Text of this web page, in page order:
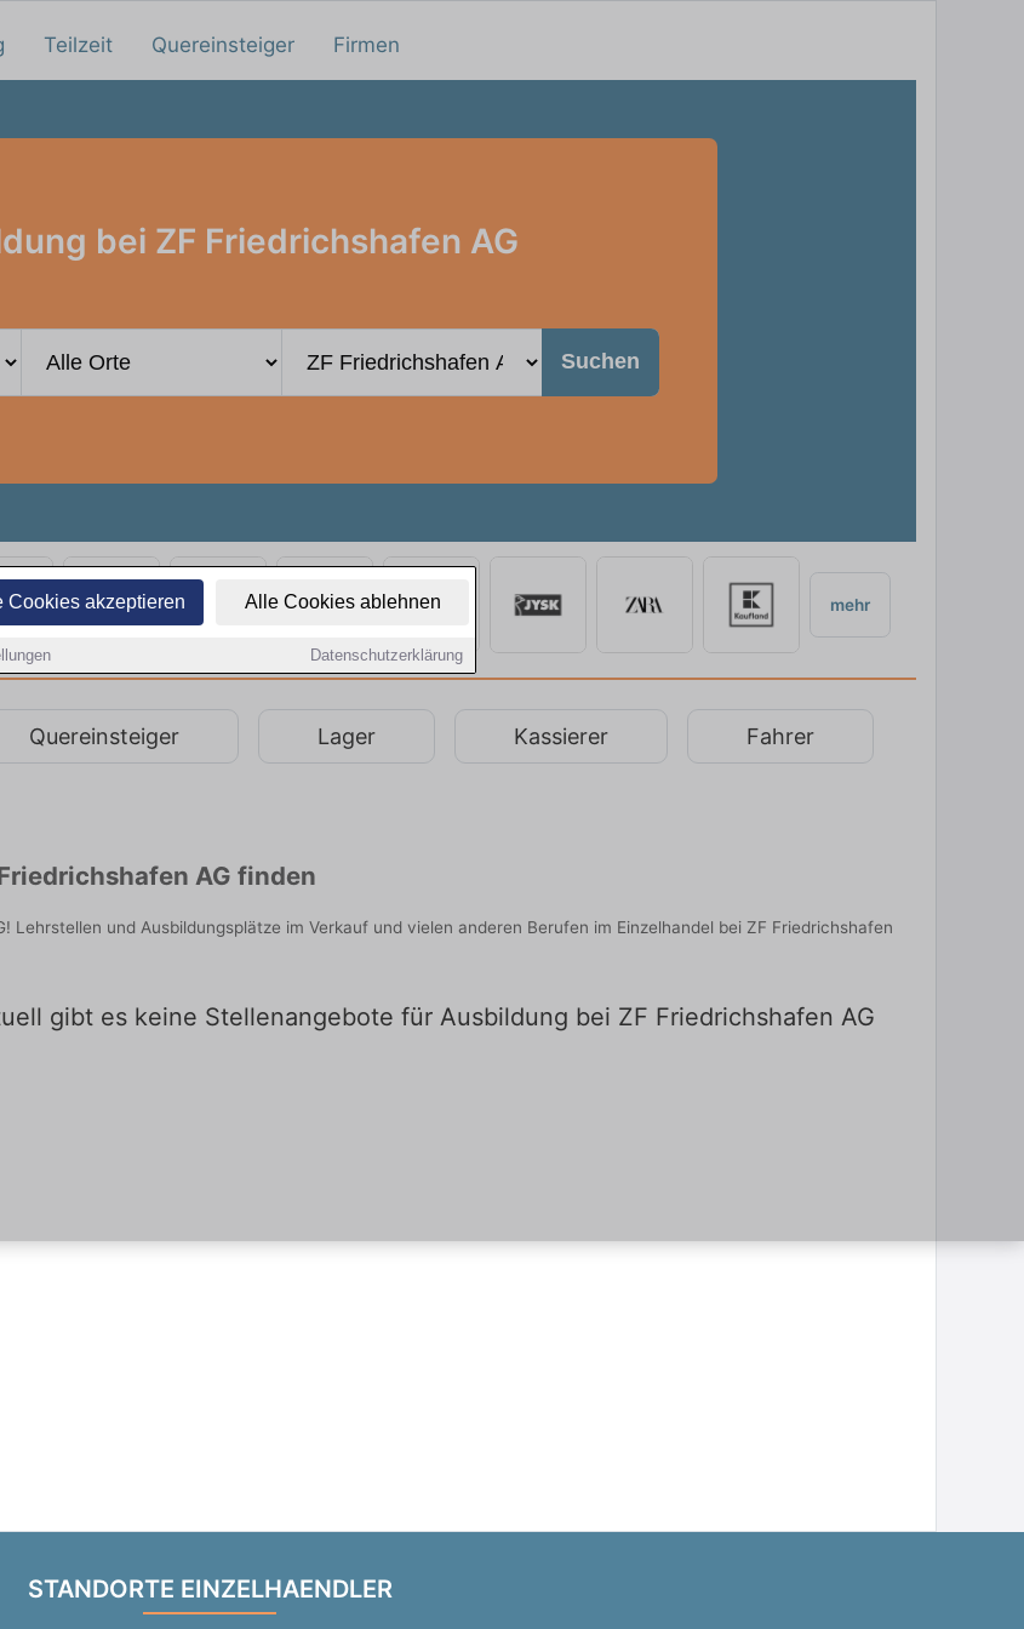
Cookies akzeptieren Alle Cookies ablehnen
Datenschutzerklärung
Teilzeit Quereinsteiger Firmen
bei ZF Friedrichshafen AG
Suchen
mehr
Quereinsteiger Lager Kassierer Fahrer
AG finden
Lehrstellen und Ausbildungsplätze im Verkauf und vielen anderen Berufen im Einzelhandel bei ZF Friedrichshafen
gibt es keine Stellenangebote für Ausbildung bei ZF Friedrichshafen AG
STANDORTE EINZELHAENDLER